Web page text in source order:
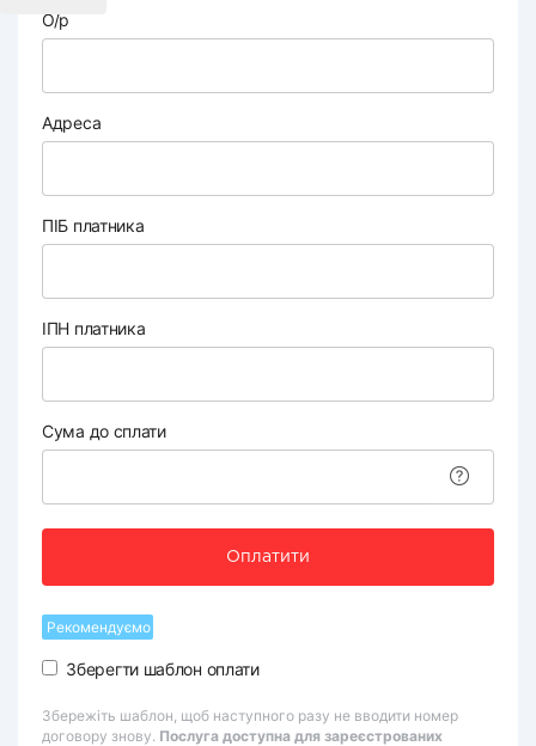
О/р
Адреса
ПІБ платника
ІПН платника
Сума до сплати
Оплатити
Рекомендуємо
Зберегти шаблон оплати
Збережіть шаблон, щоб наступного разу не вводити номер
договору знову. Послуга доступна для зареєстрованих